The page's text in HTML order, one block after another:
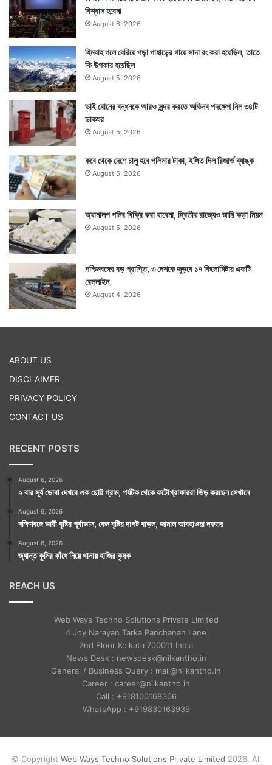
বিশ্বাস হবেনা
August 6, 2026
হিমবাহ গলে বেরিয়ে পড়া পাহাড়ের গায়ে সাদা রং করা হয়েছিল, তাতে
কি উপকার হয়েছিল
August 5, 2026
ভাই বোনের বন্ধনকে আরও সুন্দর করতে অভিনব পদক্ষেপ নিল ৩৪টি
ডাকঘর
August 5, 2026
কবে থেকে দেশে চালু হবে পলিমার টাকা, ইঙ্গিত দিল রিজার্ভ ব্যাঙ্ক
August 5, 2026
অ্যানালগ পনির বিক্রি করা যাবেনা, দ্বিতীয় রাজ্যেও জারি কড়া নিয়ম
August 5, 2026
পশ্চিমবঙ্গের বড় প্রাপ্তি, ৩ দেশকে জুড়বে ১৭ কিলোমিটার একটি
রেললাইন
August 4, 2026
ABOUT US
DISCLAIMER
PRIVACY POLICY
CONTACT US
RECENT POSTS
August 6, 2026
২ বার সূর্য ডোবা দেখবে এক ছোট্ট গ্রাম, পর্যটক থেকে ফটোগ্রাফাররা ভিড় করছেন সেখানে
August 6, 2026
দক্ষিণবঙ্গে ভারী বৃষ্টির পূর্বাভাস, কেন বৃষ্টির দাপট বাড়ল, জানাল আবহাওয়া দফতর
August 6, 2026
জ্যান্ত কুমির কাঁধে নিয়ে থানায় হাজির কৃষক
REACH US
Web Ways Techno Solutions Private Limited
4 Joy Narayan Tarka Panchanan Lane
2nd Floor Kolkata 700011 India
News Desk : newsdesk@nilkantho.in
General / Business Query : mail@nilkantho.in
Career : career@nilkantho.in
Call : +918100168306
WhatsApp : +919830163939
© Copyright Web Ways Techno Solutions Private Limited 2026. All